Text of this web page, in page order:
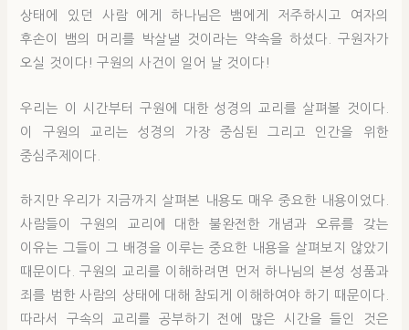
상태에 있던 사람 에게 하나님은 뱀에게 저주하시고 여자의
후손이 뱀의 머리를 박살낼 것이라는 약속을 하셨다. 구원자가
오실 것이다! 구원의 사건이 일어 날 것이다!
우리는 이 시간부터 구원에 대한 성경의 교리를 살펴볼 것이다.
이 구원의 교리는 성경의 가장 중심된 그리고 인간을 위한
중심주제이다.
하지만 우리가 지금까지 살펴본 내용도 매우 중요한 내용이었다.
사람들이 구원의 교리에 대한 불완전한 개념과 오류를 갖는
이유는 그들이 그 배경을 이루는 중요한 내용을 살펴보지 않았기
때문이다. 구원의 교리를 이해하려면 먼저 하나님의 본성 성품과
죄를 범한 사람의 상태에 대해 참되게 이해하여야 하기 때문이다.
따라서 구속의 교리를 공부하기 전에 많은 시간을 들인 것은